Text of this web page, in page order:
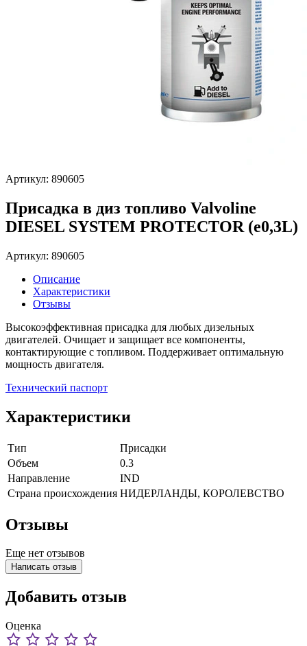
Артикул: 890605
Присадка в диз топливо Valvoline
DIESEL SYSTEM PROTECTOR (e0,3L)
Артикул: 890605
Описание
Характеристики
Отзывы
Высокоэффективная присадка для любых дизельных
двигателей. Очищает и защищает все компоненты,
контактирующие с топливом. Поддерживает оптимальную
мощность двигателя.
Технический паспорт
Характеристики
Тип
Присадки
Объем
0.3
Направление
IND
Страна происхождения НИДЕРЛАНДЫ, КОРОЛЕВСТВО
Отзывы
Еще нет отзывов
Написать отзыв
Добавить отзыв
Оценка